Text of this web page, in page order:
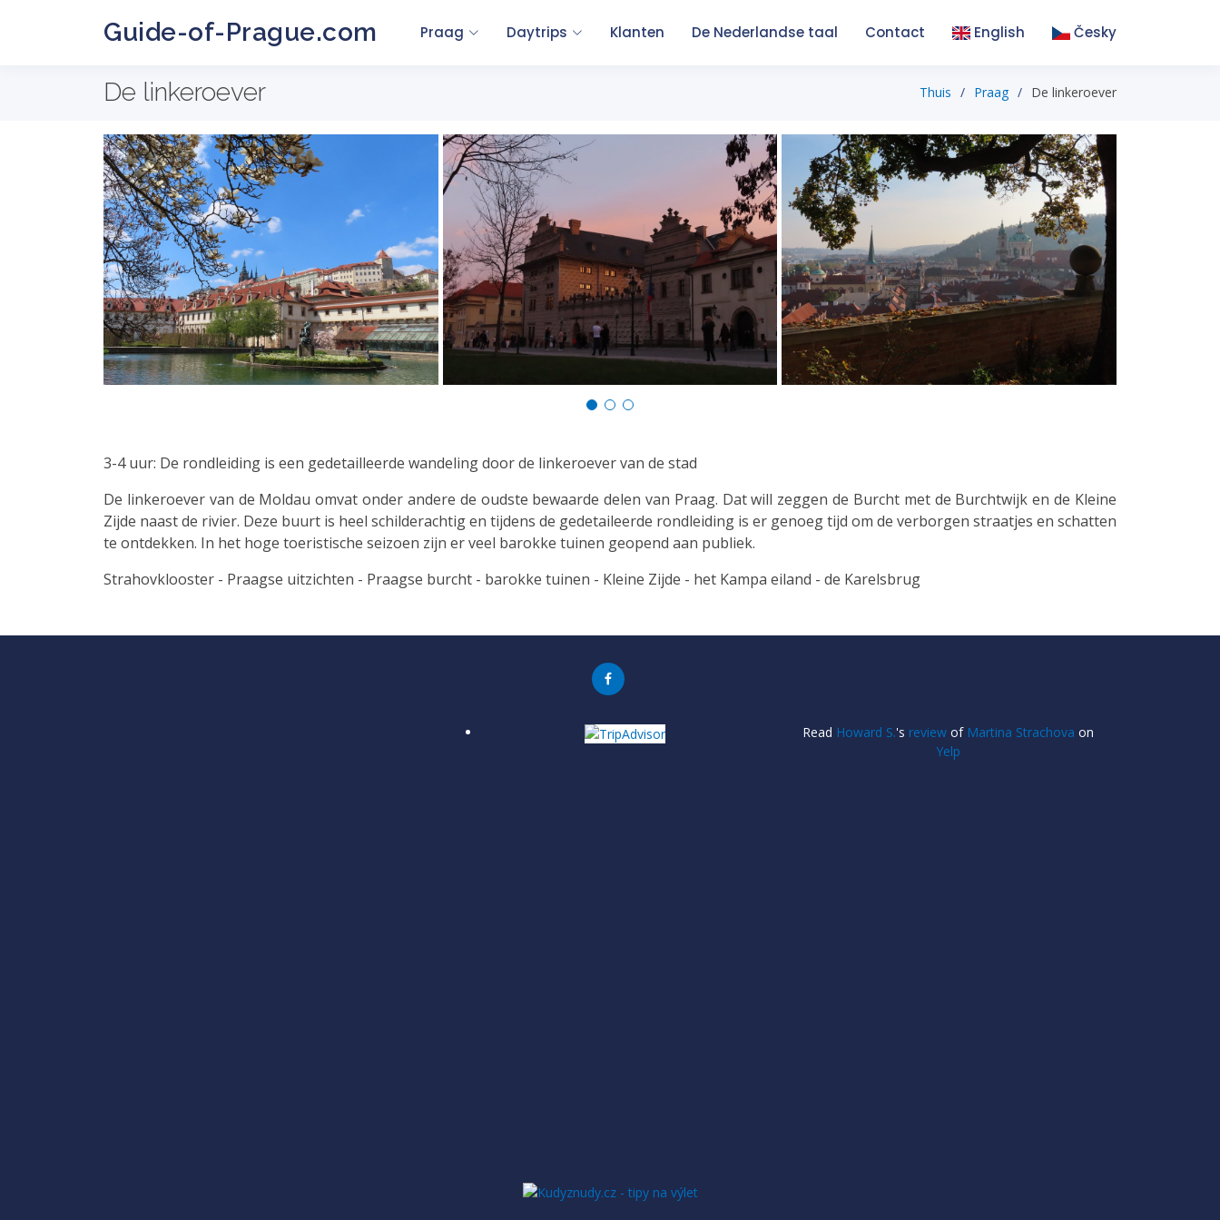
Guide-of-Prague.com Praag Daytrips Klanten De Nederlandse taal Contact English Česky
De linkeroever Thuis Praag De linkeroever
3-4 uur: De rondleiding is een gedetailleerde wandeling door de linkeroever van de stad
De linkeroever van de Moldau omvat onder andere de oudste bewaarde delen van Praag. Dat will zeggen de Burcht met de Burchtwijk en de Kleine
Zijde naast de rivier. Deze buurt is heel schilderachtig en tijdens de gedetaileerde rondleiding is er genoeg tijd om de verborgen straatjes en schatten
te ontdekken. In het hoge toeristische seizoen zijn er veel barokke tuinen geopend aan publiek.
Strahovklooster - Praagse uitzichten - Praagse burcht - barokke tuinen - Kleine Zijde - het Kampa eiland - de Karelsbrug
Read Howard S.'s reviewof Martina Strachova on
Yelp